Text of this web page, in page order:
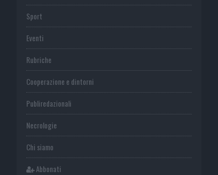
Sport
Eventi
Rubriche
Cooperazione e dintorni
Publiredazionali
Necrologie
Chi siamo
Abbonati